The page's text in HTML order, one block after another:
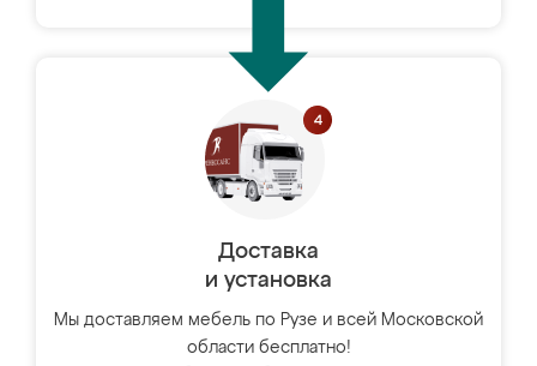
Доставка
и установка
Мы доставляем мебель по Рузе и всей Московской
области бесплатно!